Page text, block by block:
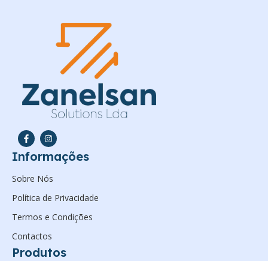
Informações
Sobre Nós
Política de Privacidade
Termos e Condições
Contactos
Produtos